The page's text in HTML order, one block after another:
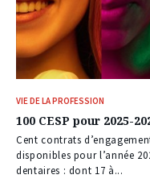
VIE DE LA PROFESSION
100 CESP pour 2025-
Cent contrats
disponibles pour l’année
dentaires : dont 17 à...